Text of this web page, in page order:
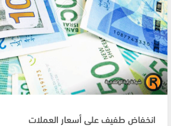
انخفاض طفيف على أسعار العملات